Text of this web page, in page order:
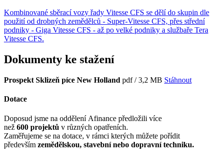
Kombinované sběrací vozy řady Vitesse CFS se dělí do skupin dle
použití od drobných zemědělců - Super-Vitesse CFS, přes střední
podniky - Giga Vitesse CFS - až po velké podniky a službaře Tera
Vitesse CFS.
Dokumenty ke stažení
Prospekt Sklizeň píce New Holland pdf / 3,2 MB Stáhnout
Dotace
Doposud jsme na oddělení Afinance předložili více
než 600 projektů v různých opatřeních.
Zaměřujeme se na dotace, v rámci kterých můžete pořídit
především zemědělskou, stavební nebo dopravní techniku.